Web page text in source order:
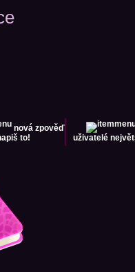
nová zpověď
to!
uživatelé